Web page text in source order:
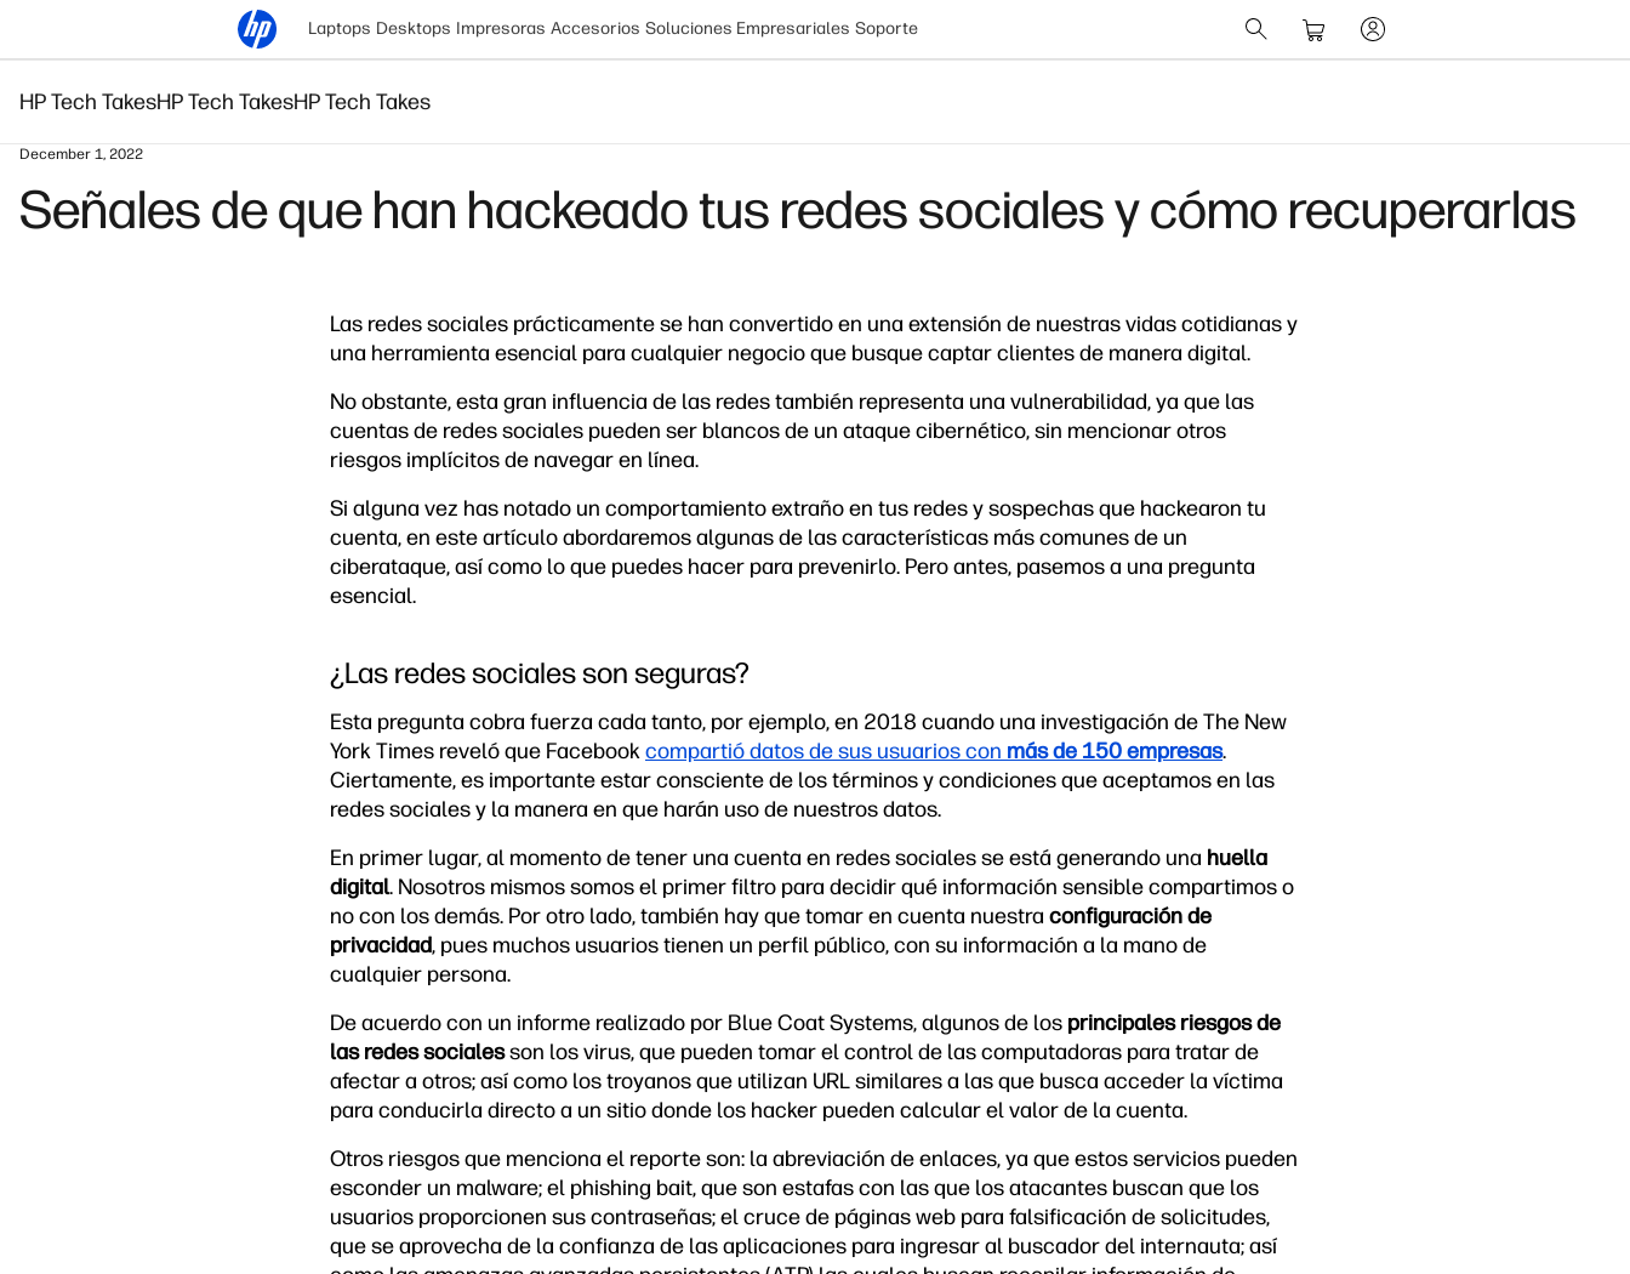
Laptops Desktops Impresoras Accesorios Soluciones Empresariales Soporte
HP Tech TakesHP Tech TakesHP Tech Takes
December 1, 2022
Señales de que han hackeado tus redes sociales y cómo recuperarlas
Las redes sociales prácticamente se han convertido en una extensión de nuestras vidas cotidianas y
una herramienta esencial para cualquier negocio que busque captar clientes de manera digital.
No obstante, esta gran influencia de las redes también representa una vulnerabilidad, ya que las
cuentas de redes sociales pueden ser blancos de un ataque cibernético, sin mencionar otros
riesgos implícitos de navegar en línea.
Si alguna vez has notado un comportamiento extraño en tus redes y sospechas que hackearon tu
cuenta, en este artículo abordaremos algunas de las características más comunes de un
ciberataque, así como lo que puedes hacer para prevenirlo. Pero antes, pasemos a una pregunta
esencial.
¿Las redes sociales son seguras?
Esta pregunta cobra fuerza cada tanto, por ejemplo, en 2018 cuando una investigación de The New
York Times reveló que Facebookcompartió datos de sus usuarios con más de 150 empresas.
Ciertamente, es importante estar consciente de los términos y condiciones que aceptamos en las
redes sociales y la manera en que harán uso de nuestros datos.
En primer lugar, al momento de tener una cuenta en redes sociales se está generando una huella
digital. Nosotros mismos somos el primer filtro para decidir qué información sensible compartimos o
no con los demás. Por otro lado, también hay que tomar en cuenta nuestra configuración de
privacidad, pues muchos usuarios tienen un perfil público, con su información a la mano de
cualquier persona.
De acuerdo con un informe realizado por Blue Coat Systems, algunos de los principales riesgos de
las redes socialesson los virus, que pueden tomar el control de las computadoras para tratar de
afectar a otros; así como los troyanos que utilizan URL similares a las que busca acceder la víctima
para conducirla directo a un sitio donde los hacker pueden calcular el valor de la cuenta.
Otros riesgos que menciona el reporte son: la abreviación de enlaces, ya que estos servicios pueden
esconder un malware; el phishing bait, que son estafas con las que los atacantes buscan que los
usuarios proporcionen sus contraseñas; el cruce de páginas web para falsificación de solicitudes,
que se aprovecha de la confianza de las aplicaciones para ingresar al buscador del internauta; así